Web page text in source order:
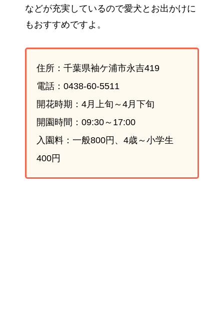
などが充実しているので愛犬とお出かけに
もおすすめですよ。
住所：千葉県袖ケ浦市永吉419
電話：0438-60-5511
開花時期：4月上旬～4月下旬
開園時間：09:30～17:00
入園料：一般800円、4歳～小学生
400円